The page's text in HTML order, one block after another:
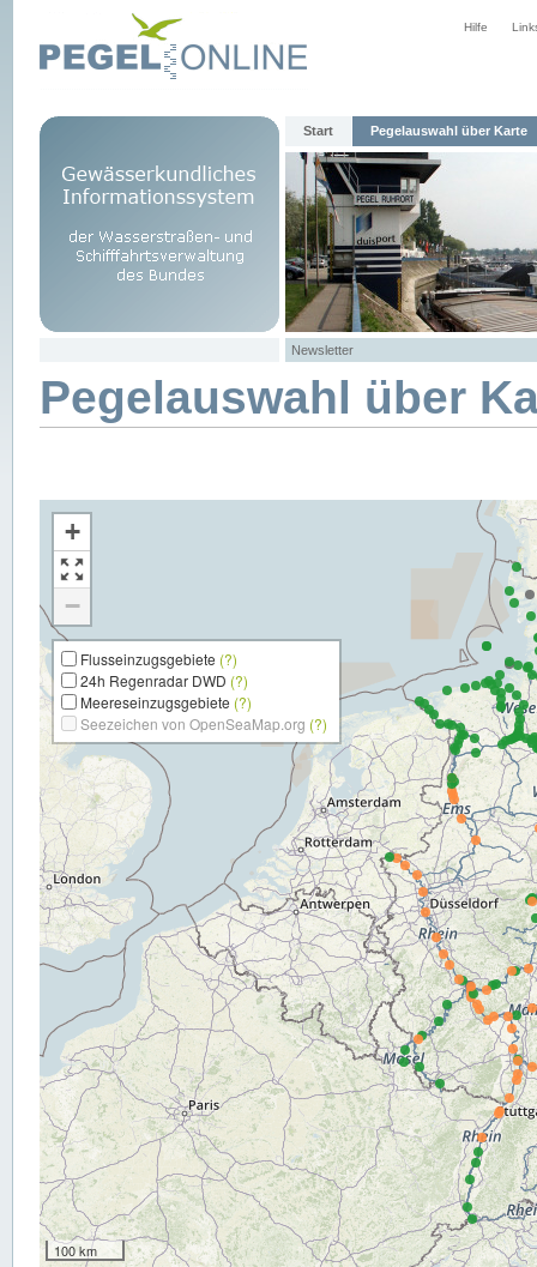
Hilfe
Start Pegelauswahl über Karte
Newsletter
Pegelauswahl über
+
−
Flusseinzugsgebiete (?)
24h Regenradar DWD (?)
Meereseinzugsgebiete (?)
Seezeichen von OpenSeaMap.org (?)
100 km